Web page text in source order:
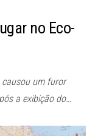
no Eco-
causou um furor
a exibição do…